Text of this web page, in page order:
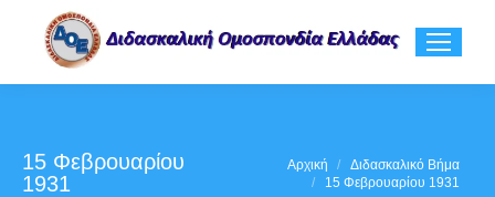
15 Φεβρουαρίου
1931
You are here:Αρχική
Διδασκαλικό Βήμα
15 Φεβρουαρίου 1931